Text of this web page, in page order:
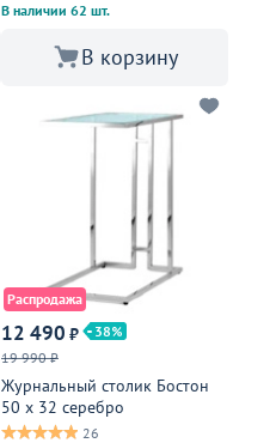
В наличии 62 шт.
В корзину
Распродажа
12 490 ₽
38
19 990 ₽
Журнальный столик Бостон
50 х 32 серебро
26